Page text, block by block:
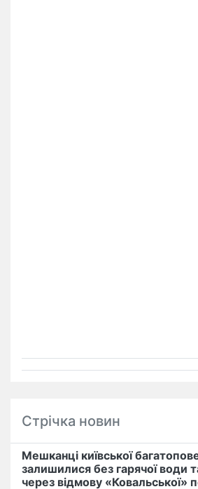
Стрічка новин
Мешканці київської
залишилися без гарячої води
через відмову «Ковальської»